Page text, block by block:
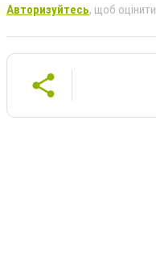
Авторизуйтесь, щоб оцінити